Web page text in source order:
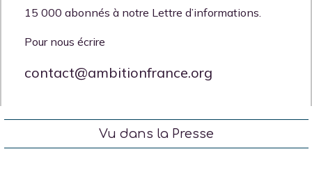
15 000 abonnés à notre Lettre d’informations.
Pour nous écrire
contact@ambitionfrance.org
Vu dans la Presse